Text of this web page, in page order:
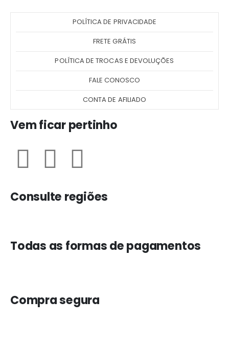
POLÍTICA DE PRIVACIDADE
FRETE GRÁTIS
POLÍTICA DE TROCAS E DEVOLUÇÕES
FALE CONOSCO
CONTA DE AFILIADO
Vem ficar pertinho
Consulte regiões
Todas as formas de pagamentos
Compra segura